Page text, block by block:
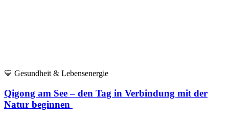
💛 Gesund­heit & Lebensenergie
Qigong am See – den Tag in Verbindung mit der
Natur beginnen